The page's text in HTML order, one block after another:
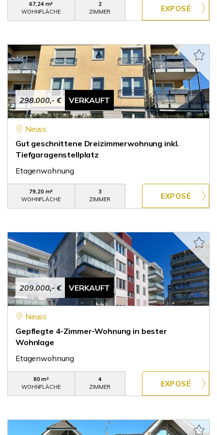
67,24 m²
WOHNFLÄCHE
2
ZIMMER
298.000,- € VERKAUFT
Neuss
Gut geschnittene Dreizimmerwohnung inkl.
Tiefgaragenstellplatz
Etagenwohnung
79,20 m²
WOHNFLÄCHE
3
ZIMMER
209.000,- € VERKAUFT
Neuss
Gepflegte 4-Zimmer-Wohnung in bester
Wohnlage
Etagenwohnung
80 m²
WOHNFLÄCHE
4
ZIMMER